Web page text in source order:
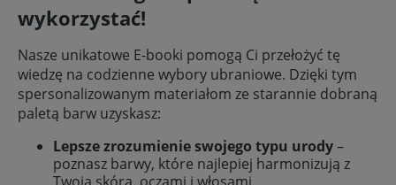
wykorzystać!
Nasze unikatowe E-booki pomogą Ci przełożyć tę
wiedzę na codzienne wybory ubraniowe. Dzięki tym
spersonalizowanym materiałom ze starannie dobraną
paletą barw uzyskasz:
Lepsze zrozumienie swojego typu urody–
poznasz barwy, które najlepiej harmonizują z